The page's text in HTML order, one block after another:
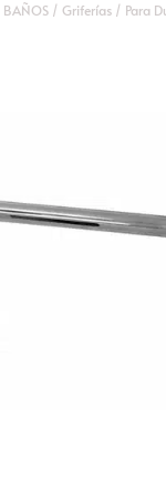
BAÑOS / Griferías / Para